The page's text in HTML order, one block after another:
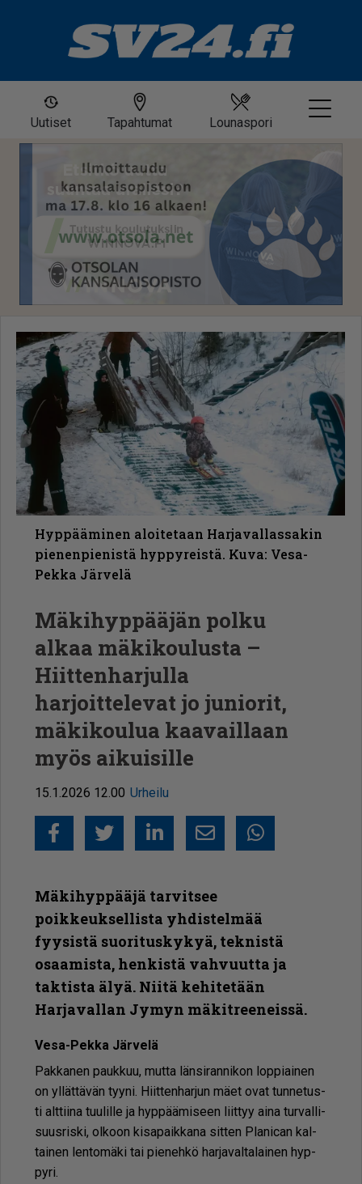
Uutiset Tapahtumat Lounaspori
Hyppääminen aloitetaan Harjavallassakin
pienenpienistä hyppyreistä. Kuva: Vesa-
Pekka Järvelä
Mäkihyppääjän polku
alkaa mäkikoulusta –
Hiittenharjulla
harjoittelevat jo juniorit,
mäkikoulua kaavaillaan
myös aikuisille
15.1.2026 12.00 Urheilu
FacebookTwitter
LinkedIn
SähköpostiWhatsapp
Mäkihyppääjä tarvitsee
poikkeuksellista yhdistelmää
fyysistä suorituskykyä, teknistä
osaamista, henkistä vahvuutta ja
taktista älyä. Niitä kehitetään
Harjavallan Jymyn mäkitreeneissä.
Vesa-Pek­ka Jär­ve­lä
Pak­ka­nen pauk­kuu, mut­ta län­si­ran­ni­kon lop­pi­ai­nen
on yl­lät­tä­vän tyy­ni. Hiit­ten­har­jun mäet ovat tun­ne­tus­
ti alt­tii­na tuu­lil­le ja hyp­pää­mi­seen liit­tyy ai­na tur­val­li­
suus­ris­ki, ol­koon ki­sa­paik­ka­na sit­ten Pla­ni­can kal­
tai­nen len­to­mä­ki tai pie­neh­kö har­ja­val­ta­lai­nen hyp­
py­ri.